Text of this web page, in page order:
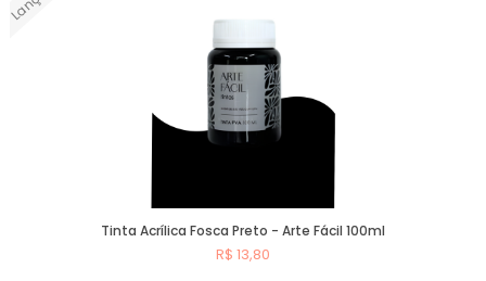
Tinta Acrílica Fosca Preto - Arte Fácil 100ml
R$ 13,80